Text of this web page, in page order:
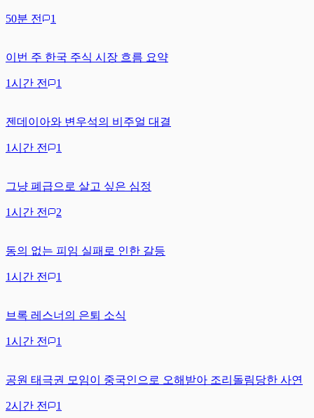
50분 전 1
이번 주 한국 주식 시장 흐름 요약
1시간 전 1
젠데이아와 변우석의 비주얼 대결
1시간 전 1
그냥 폐급으로 살고 싶은 심정
1시간 전 2
동의 없는 피임 실패로 인한 갈등
1시간 전 1
브록 레스너의 은퇴 소식
1시간 전 1
공원 태극권 모임이 중국인으로 오해받아 조리돌림당한 사연
2시간 전 1